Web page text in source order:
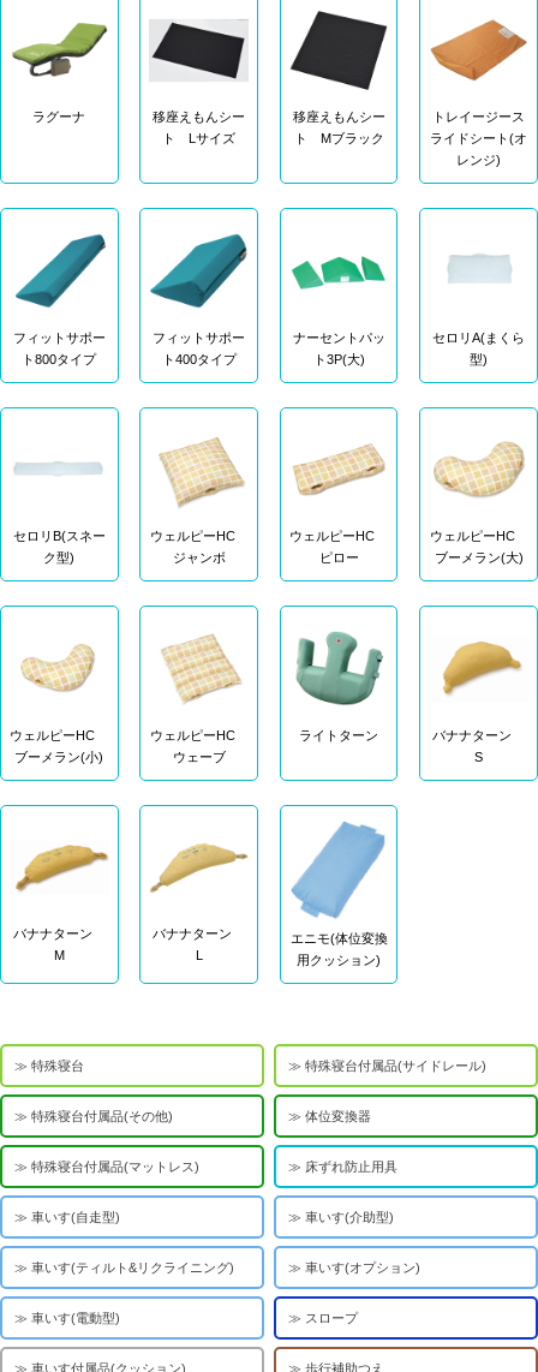
ラグーナ
移座えもんシー
ト Lサイズ
移座えもんシー
ト Mブラック
トレイージース
ライドシート(オ
レンジ)
フィットサポー
ト800タイプ
フィットサポー
ト400タイプ
ナーセントパッ
ト3P(大)
セロリA(まくら
型)
セロリB(スネー
ク型)
ウェルピーHC
ジャンボ
ウェルピーHC
ピロー
ウェルピーHC
ブーメラン(大)
ウェルピーHC
ブーメラン(小)
ウェルピーHC
ウェーブ
ライトターン
バナナターン
S
バナナターン
M
バナナターン
エニモ(体位変換
用クッション)
特殊寝台 特殊寝台付属品(サイドレール)
特殊寝台付属品(その他) 体位変換器
特殊寝台付属品(マットレス) 床ずれ防止用具
車いす(自走型) 車いす(介助型)
車いす(ティルト&リクライニング) 車いす(オプション)
車いす(電動型) スロープ
車いす付属品(クッション) 歩行補助つえ